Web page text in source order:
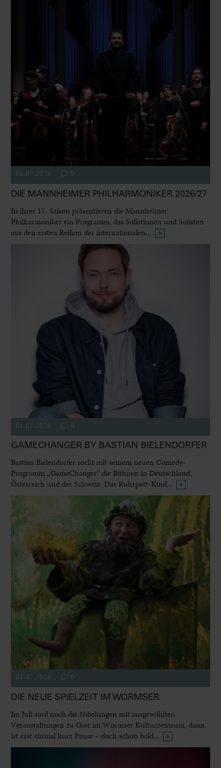
01.07.2026 0
DIE MANNHEIMER PHILHARMONIKER 2026/27
In ihrer 17. Saison präsentieren die Mannheimer
Philharmoniker ein Programm, das Solistinnen und Solisten
aus den ersten Reihen der internationalen...
01.07.2026 0
GAMECHANGER BY BASTIAN BIELENDORFER
Bastian Bielendorfer rockt mit seinem neuen Comedy-
Programm „GameChanger“ die Bühnen in Deutschland,
Österreich und der Schweiz. Das Ruhrpott-Kind...
01.07.2026 0
DIE NEUE SPIELZEIT IM WORMSER
Im Juli sind noch die Nibelungen mit ausgewählten
Veranstaltungen zu Gast im Wormser Kulturzentrum, dann
ist erst einmal kurz Pause – doch schon bald...